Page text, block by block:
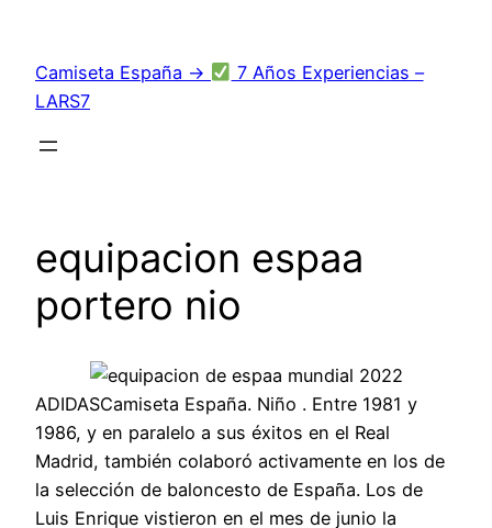
contenido
Camiseta España →
7 Años Experiencias –
LARS7
equipacion espaa
portero nio
ADIDASCamiseta España. Niño . Entre 1981 y
1986, y en paralelo a sus éxitos en el Real
Madrid, también colaboró activamente en los de
la selección de baloncesto de España. Los de
Luis Enrique vistieron en el mes de junio la